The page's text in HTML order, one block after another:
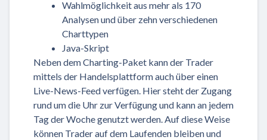
Wahlmöglichkeit aus mehr als 170
Analysen und über zehn verschiedenen
Charttypen
Java-Skript
Neben dem Charting-Paket kann der Trader
mittels der Handelsplattform auch über einen
Live-News-Feed verfügen. Hier steht der Zugang
rund um die Uhr zur Verfügung und kann an jedem
Tag der Woche genutzt werden. Auf diese Weise
können Trader auf dem Laufenden bleiben und